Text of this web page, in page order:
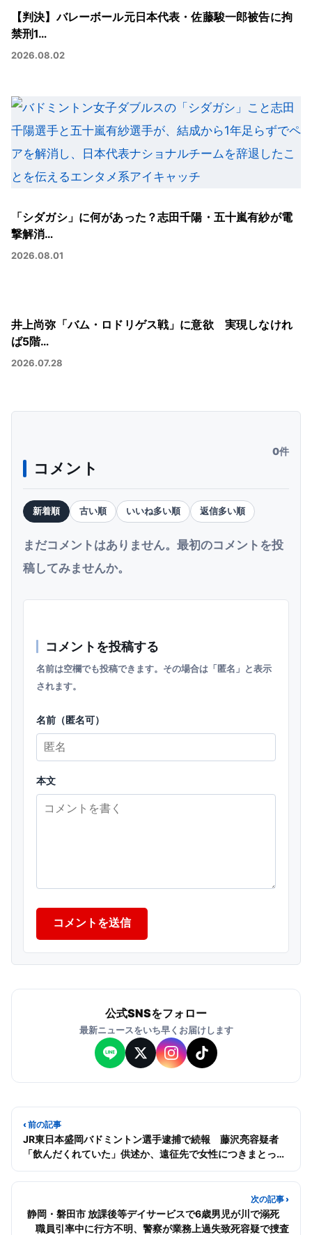
【判決】バレーボール元日本代表・佐藤駿一郎被告に拘
禁刑1…
2026.08.02
「シダガシ」に何があった？志田千陽・五十嵐有紗が電
撃解消…
2026.08.01
井上尚弥「バム・ロドリゲス戦」に意欲 実現しなけれ
ば5階…
2026.07.28
コメント
0件
新着順 古い順 いいね多い順 返信多い順
まだコメントはありません。最初のコメントを投
稿してみませんか。
コメントを投稿する
名前は空欄でも投稿できます。その場合は「匿名」と表示
されます。
名前（匿名可）
本文
コメントを送信
公式SNSをフォロー
最新ニュースをいち早くお届けします
‹ 前の記事
JR東日本盛岡バドミントン選手逮捕で続報 藤沢亮容疑者
「飲んだくれていた」供述か、遠征先で女性につきまとった
疑い
次の記事 ›
静岡・磐田市 放課後等デイサービスで6歳男児が川で溺死
職員引率中に行方不明、警察が業務上過失致死容疑で捜査